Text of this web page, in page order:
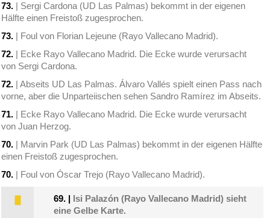
73. | Sergi Cardona (UD Las Palmas) bekommt in der eigenen
Hälfte einen Freistoß zugesprochen.
73. | Foul von Florian Lejeune (Rayo Vallecano Madrid).
72. | Ecke Rayo Vallecano Madrid. Die Ecke wurde verursacht
von Sergi Cardona.
72. | Abseits UD Las Palmas. Álvaro Vallés spielt einen Pass nach
vorne, aber die Unparteiischen sehen Sandro Ramírez im Abseits.
71. | Ecke Rayo Vallecano Madrid. Die Ecke wurde verursacht
von Juan Herzog.
70. | Marvin Park (UD Las Palmas) bekommt in der eigenen Hälfte
einen Freistoß zugesprochen.
70. | Foul von Óscar Trejo (Rayo Vallecano Madrid).
69. | Isi Palazón (Rayo Vallecano Madrid) sieht
eine Gelbe Karte.